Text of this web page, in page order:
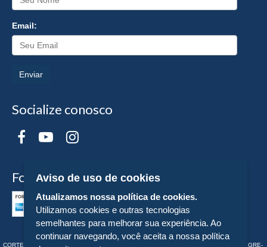
Email:
Enviar
Socialize conosco
Formas de Pagamento
CORTEZ EDITORA E LIVRARIA LTDA - CNPJ n° 43.003.409/0001-74 - RUA MONTE ALEGRE-
Aviso de uso de cookies
Atualizamos nossa política de cookies.
Utilizamos cookies e outras tecnologias
semelhantes para melhorar sua experiência. Ao
continuar navegando, você aceita a nossa política